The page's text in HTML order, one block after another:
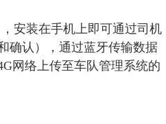
安装在手机上即可通过司机
确认），通过蓝牙传输数据
网络上传至车队管理系统的